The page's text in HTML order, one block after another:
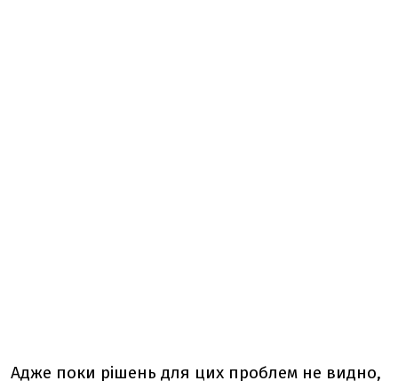
Адже поки рішень для цих проблем не видно,